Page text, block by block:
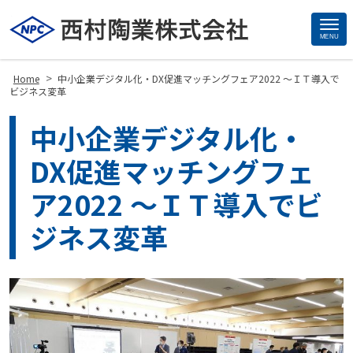
MENU
Home > 中小企業デジタル化・DX促進マッチングフェア2022 〜ＩＴ導入で
ビジネス変革
中小企業デジタル化・
DX促進マッチングフェ
ア2022 〜ＩＴ導入でビ
ジネス変革
Site
Footer